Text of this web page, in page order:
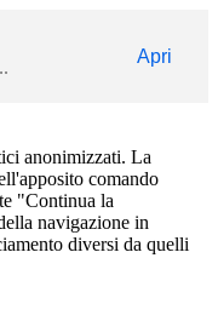
Apri
anonimizzati. La
comando
"Continua la
navigazione in
diversi da quelli